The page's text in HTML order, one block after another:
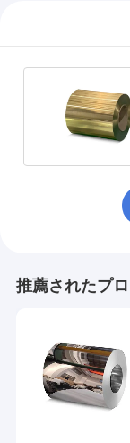
推薦されたプ